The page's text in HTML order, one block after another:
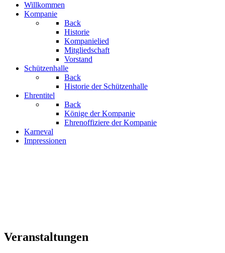
Willkommen
Kompanie
Back
Historie
Kompanielied
Mitgliedschaft
Vorstand
Schützenhalle
Back
Historie der Schützenhalle
Ehrentitel
Back
Könige der Kompanie
Ehrenoffiziere der Kompanie
Karneval
Impressionen
Veranstaltungen